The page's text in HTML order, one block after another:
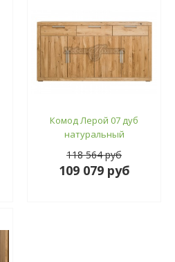
Комод Лерой 07 дуб
натуральный
118 564 руб
109 079 руб